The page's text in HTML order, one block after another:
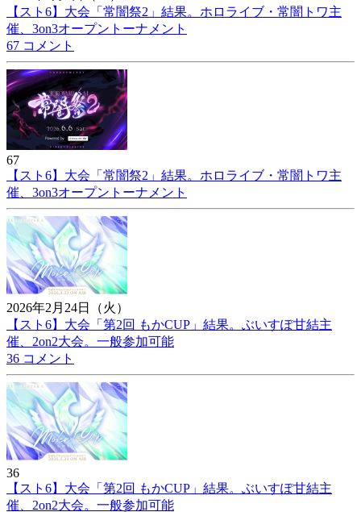
【スト6】大会「常闇祭2」結果。ホロライブ・常闇トワ主
催、3on3オープントーナメント
67 コメント
67
【スト6】大会「常闇祭2」結果。ホロライブ・常闇トワ主
催、3on3オープントーナメント
2026年2月24日（火）
【スト6】大会「第2回 もかCUP」結果。ぶいすぽ甘結主
催、2on2大会。一般参加可能
36 コメント
36
【スト6】大会「第2回 もかCUP」結果。ぶいすぽ甘結主
催、2on2大会。一般参加可能